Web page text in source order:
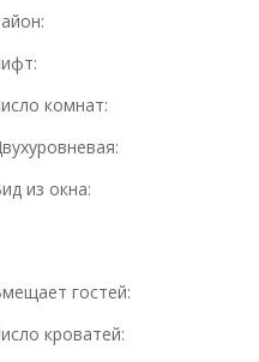
комнат:
из окна:
гостей:
кроватей: